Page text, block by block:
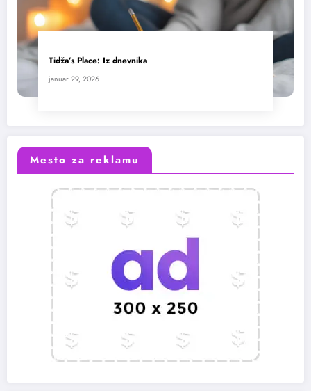
Tidža’s Place: Iz dnevnika
januar 29, 2026
Mesto za reklamu